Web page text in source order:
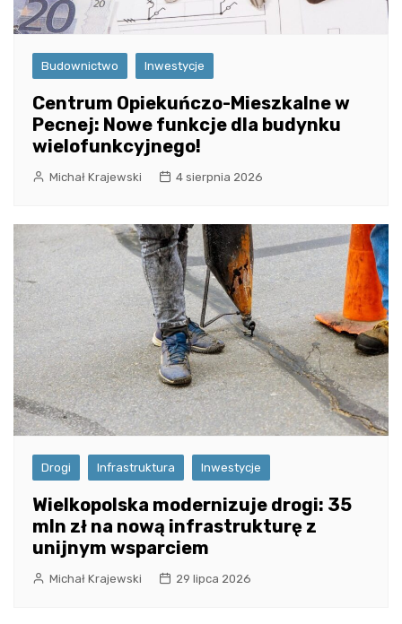
Budownictwo Inwestycje
Centrum Opiekuńczo-Mieszkalne w
Pecnej: Nowe funkcje dla budynku
wielofunkcyjnego!
Michał Krajewski 4 sierpnia 2026
Drogi Infrastruktura Inwestycje
Wielkopolska modernizuje drogi: 35
mln zł na nową infrastrukturę z
unijnym wsparciem
Michał Krajewski 29 lipca 2026